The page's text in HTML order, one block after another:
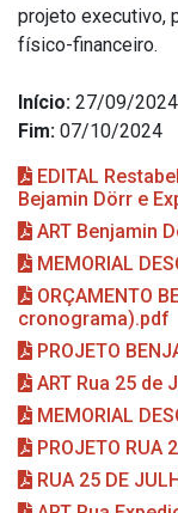
projeto executivo,
físico-financeiro.
Início: 27/09/2024
Fim: 07/10/2024
EDITAL
Bejamin Dörr e
ART Benjamin
MEMORIAL
ORÇAMENTO
cronograma).pdf
PROJETO
ART Rua 25 de
MEMORIAL
PROJETO RUA
RUA 25 DE